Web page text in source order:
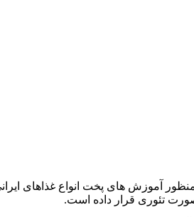
آموزش های پخت انواع غذاهای
تئوری قرار داده است.